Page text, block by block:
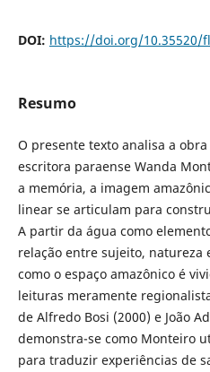
DOI: https://doi.org/10.35520/
Resumo
O presente texto analisa a obra
escritora paraense Wanda
a memória, a imagem
linear se articulam para
A partir da água como
relação entre sujeito,
como o espaço amazônico é
leituras meramente
de Alfredo Bosi (2000) e João
demonstra-se como Monteiro
para traduzir experiências de